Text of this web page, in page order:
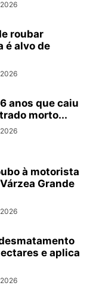
roubar
é alvo de
anos que caiu
morto...
à motorista
Grande
e aplica